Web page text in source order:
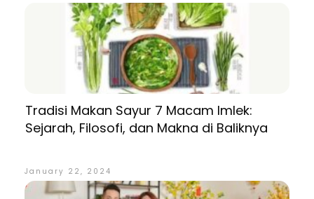
Tradisi Makan Sayur 7 Macam Imlek:
Sejarah, Filosofi, dan Makna di Baliknya
January 22, 2024